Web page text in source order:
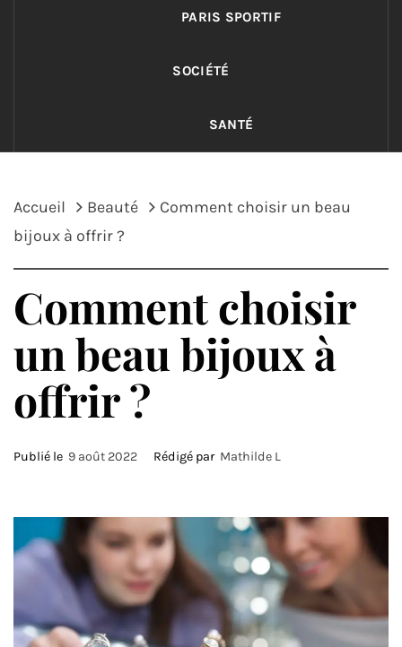
PARIS SPORTIF
SOCIÉTÉ
SANTÉ
Accueil Beauté
Comment choisir un beau
bijoux à offrir ?
Comment choisir
un beau bijoux à
offrir ?
Publié le 9 août 2022 Rédigé par Mathilde L